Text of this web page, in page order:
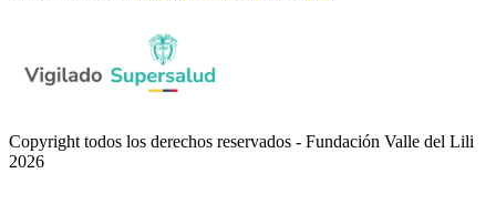
Copyright todos los derechos reservados - Fundación Valle del Lili
2026